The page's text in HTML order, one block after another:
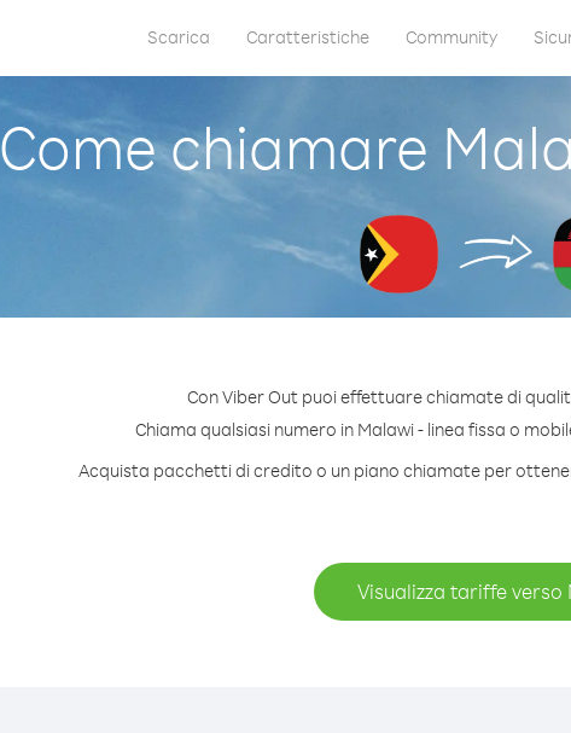
Scarica Caratteristiche Community
Come chiamare
Con Viber Out puoi effettuare chiamate di
Chiama qualsiasi numero in Malawi - linea fissa o
Acquista pacchetti di credito o un piano chiamate per
Visualizza tariffe verso